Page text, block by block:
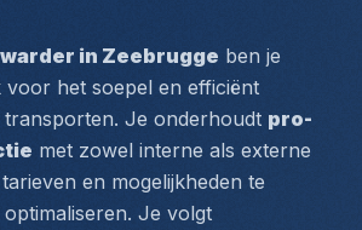
in Zeebrugge ben je
het soepel en efficiënt
Je onderhoudt pro-
met zowel interne als externe
en mogelijkheden te